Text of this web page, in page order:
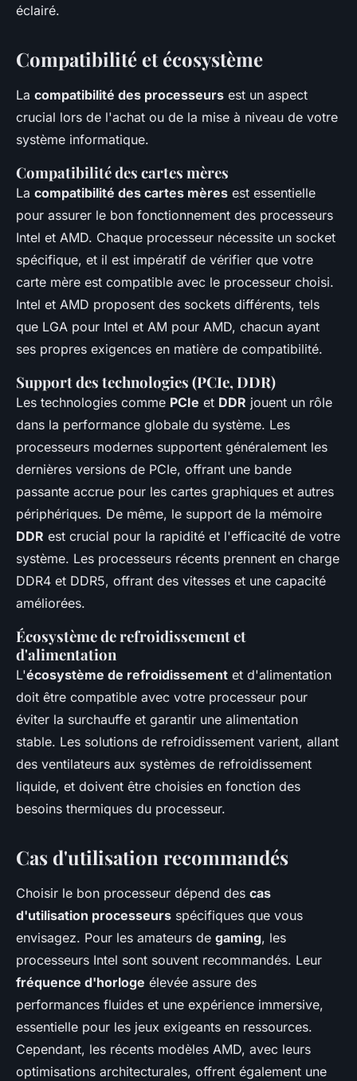
éclairé.
Compatibilité et écosystème
La compatibilité des processeurs est un aspect
crucial lors de l'achat ou de la mise à niveau de votre
système informatique.
Compatibilité des cartes mères
La compatibilité des cartes mères est essentielle
pour assurer le bon fonctionnement des processeurs
Intel et AMD. Chaque processeur nécessite un socket
spécifique, et il est impératif de vérifier que votre
carte mère est compatible avec le processeur choisi.
Intel et AMD proposent des sockets différents, tels
que LGA pour Intel et AM pour AMD, chacun ayant
ses propres exigences en matière de compatibilité.
Support des technologies (PCIe, DDR)
Les technologies comme PCIe et DDR jouent un rôle
dans la performance globale du système. Les
processeurs modernes supportent généralement les
dernières versions de PCIe, offrant une bande
passante accrue pour les cartes graphiques et autres
périphériques. De même, le support de la mémoire
DDR est crucial pour la rapidité et l'efficacité de votre
système. Les processeurs récents prennent en charge
DDR4 et DDR5, offrant des vitesses et une capacité
améliorées.
Écosystème de refroidissement et
d'alimentation
L'écosystème de refroidissement et d'alimentation
doit être compatible avec votre processeur pour
éviter la surchauffe et garantir une alimentation
stable. Les solutions de refroidissement varient, allant
des ventilateurs aux systèmes de refroidissement
liquide, et doivent être choisies en fonction des
besoins thermiques du processeur.
Cas d'utilisation recommandés
Choisir le bon processeur dépend des cas
d'utilisation processeurs spécifiques que vous
envisagez. Pour les amateurs de gaming, les
processeurs Intel sont souvent recommandés. Leur
fréquence d'horloge élevée assure des
performances fluides et une expérience immersive,
essentielle pour les jeux exigeants en ressources.
Cependant, les récents modèles AMD, avec leurs
optimisations architecturales, offrent également une